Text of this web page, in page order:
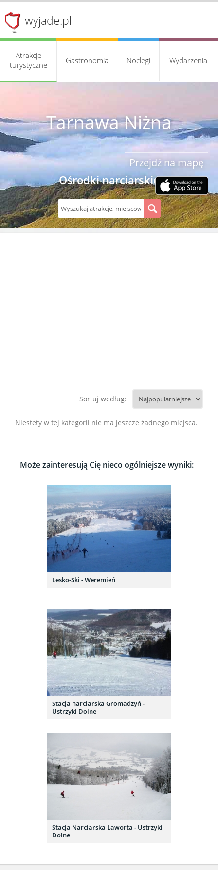
wyjade.pl
Atrakcje
turystyczne
Gastronomia Noclegi Wydarzenia
Tarnawa Niżna
Ośrodki narciarskie
Przejdź na mapę
Sortuj według:
Niestety w tej kategorii nie ma jeszcze żadnego miejsca.
Może zainteresują Cię nieco ogólniejsze wyniki:
Lesko-Ski - Weremień
Stacja narciarska Gromadzyń -
Ustrzyki Dolne
Stacja Narciarska Laworta - Ustrzyki
Dolne